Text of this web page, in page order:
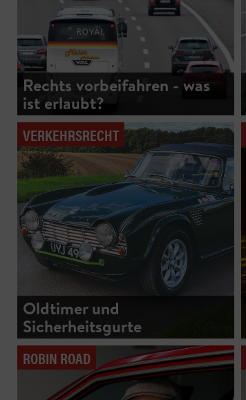
Rechts vorbeifahren - was
ist erlaubt?
VERKEHRSRECHT
Oldtimer und
Sicherheitsgurte
ROBIN ROAD